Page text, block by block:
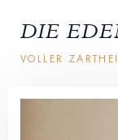
DIE
VOLLER